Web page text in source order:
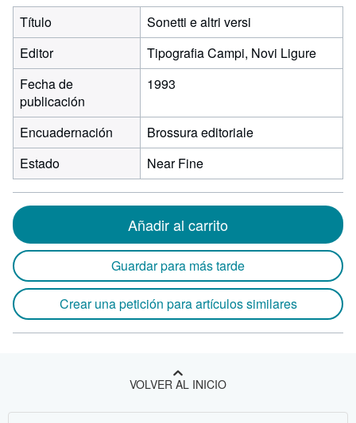
Título
Sonetti e altri versi
Editor
Tipografia Campi, Novi Ligure
Fecha de
publicación
1993
Encuadernación
Brossura editoriale
Estado
Near Fine
Añadir al carrito
Guardar para más tarde
Crear una petición para artículos similares
VOLVER AL INICIO